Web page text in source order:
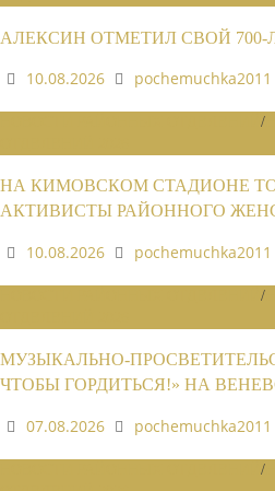
АЛЕКСИН ОТМЕТИЛ СВОЙ
10.08.2026
pochemuchka2011
/
НА КИМОВСКОМ СТАДИОНЕ
АКТИВИСТЫ РАЙОННОГО
10.08.2026
pochemuchka2011
/
МУЗЫКАЛЬНО-
ЧТОБЫ ГОРДИТЬСЯ!» НА
07.08.2026
pochemuchka2011
/